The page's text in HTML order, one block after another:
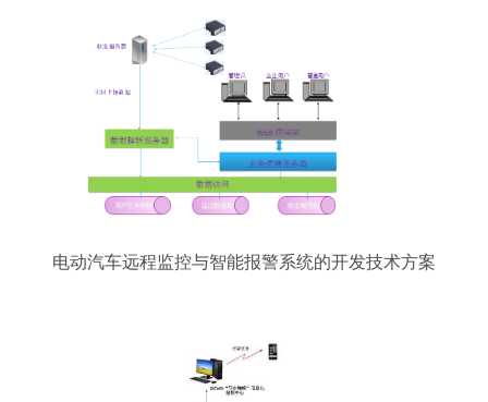
电动汽车远程监控与智能报警系统的开发技术方案